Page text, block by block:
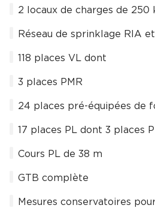
2 locaux de charges de 250
Réseau de sprinklage RIA et
118 places VL dont
3 places PMR
24 places pré-équipées de
17 places PL dont 3 places
Cours PL de 38 m
GTB complète
Mesures conservatoires